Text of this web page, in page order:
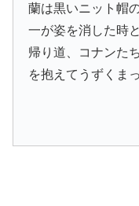
蘭は黒いニット帽
一が姿を消した時
帰り道、コナンた
を抱えてうずくま